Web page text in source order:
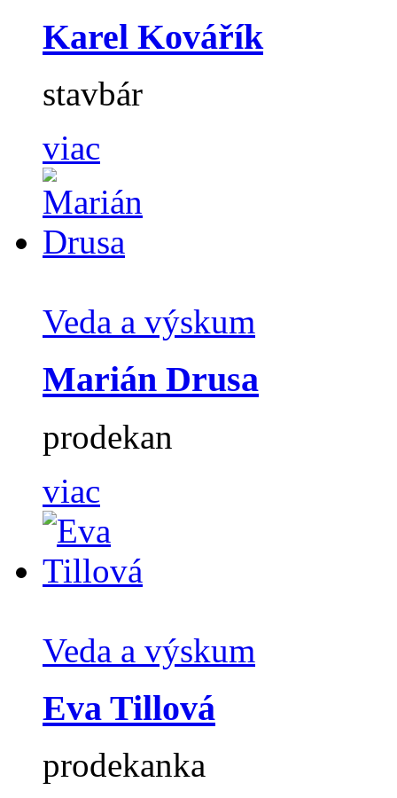
Karel Kovářík
stavbár
viac
Veda a výskum
Marián Drusa
prodekan
viac
Veda a výskum
Eva Tillová
prodekanka